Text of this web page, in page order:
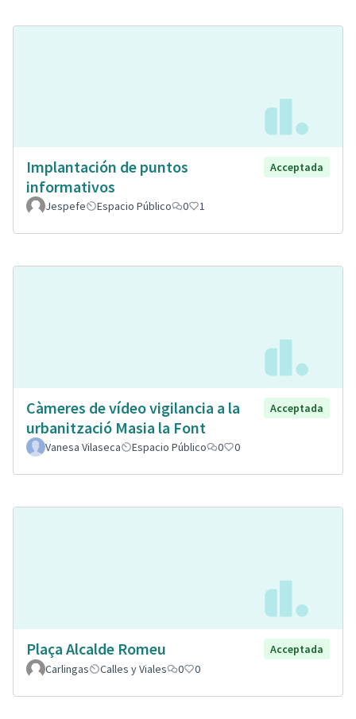
Implantación de puntos
informativos
Acceptada
Jespefe Espacio Público 0 1
Càmeres de vídeo vigilancia a la
urbanització Masia la Font
Acceptada
Vanesa Vilaseca Espacio Público 0 0
Plaça Alcalde Romeu
Acceptada
Carlingas
Calles y Viales 0 0